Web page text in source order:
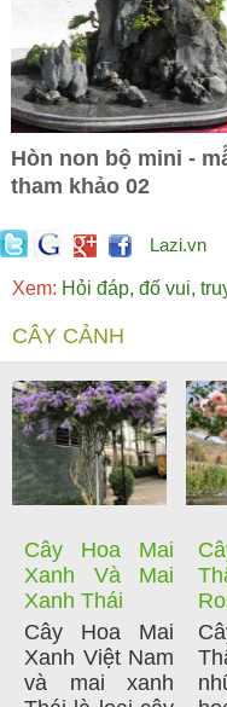
Hòn non bộ mini -
tham khảo 02
Lazi.vn
Xem: Hỏi đáp, đố vui,
CÂY CẢNH
Cây Hoa Mai
Xanh Và Mai
Xanh Thái
Cây Hoa Mai
Xanh Việt Nam
và mai xanh